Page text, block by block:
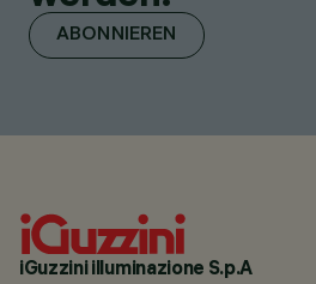
ABONNIEREN
iGuzzini illuminazione S.p.A